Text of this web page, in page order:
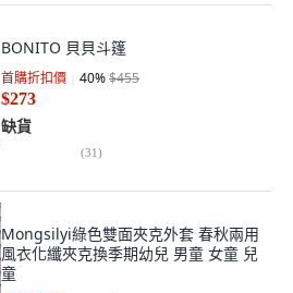
BONITO 貝貝斗篷
首購折扣價 40%$455
$273
缺貨
(31)
Mongsilyi綠色雙面夾克外套 春秋兩用
風衣化纖夾克換季期幼兒 男童 女童 兒
童